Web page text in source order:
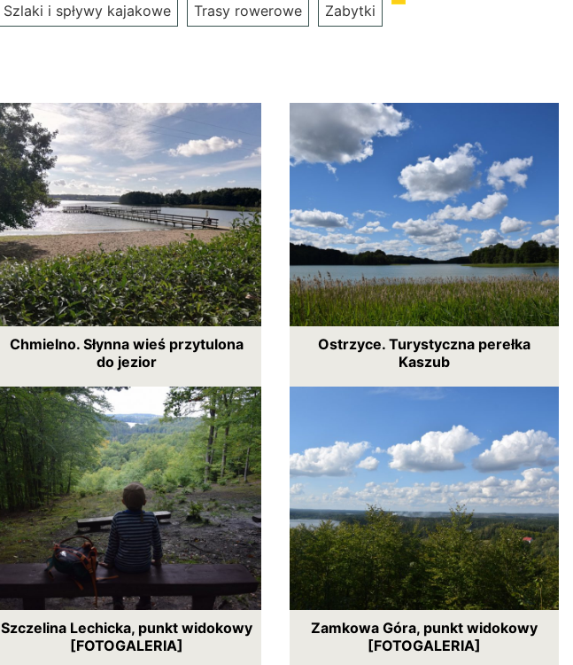
Szlaki i spływy kajakowe Trasy rowerowe Zabytki
Chmielno. Słynna wieś przytulona
do jezior
Ostrzyce. Turystyczna perełka
Kaszub
Szczelina Lechicka, punkt widokowy
[FOTOGALERIA]
Zamkowa Góra, punkt widokowy
[FOTOGALERIA]